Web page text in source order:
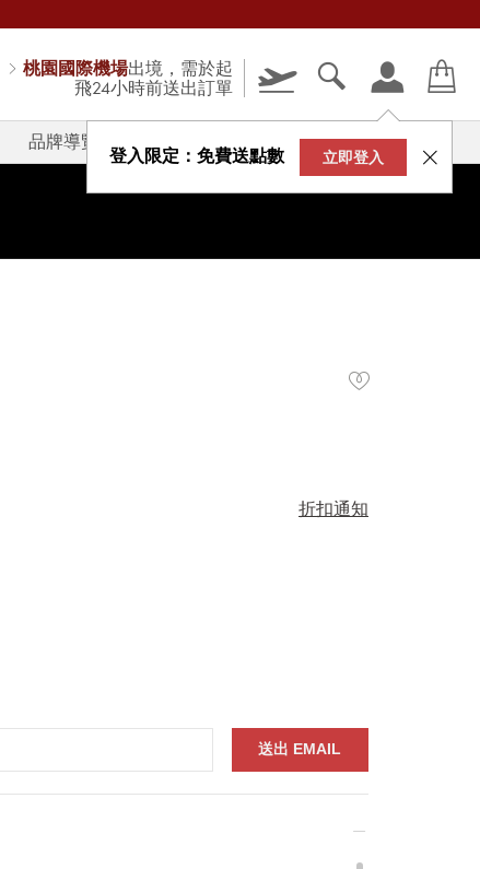
桃園國際機場出境，需於起
飛24小時前送出訂單
登入限定：免費送點數 立即登入
品牌導覽 V-STORY
折扣通知